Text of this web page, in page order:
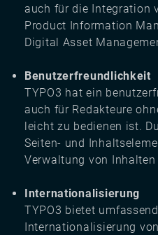
auch für die Integration
Product Information
Digital Asset
Benutzerfreundlichkeit
TYPO3 hat ein
auch für Redakteure
leicht zu bedienen ist.
Seiten- und
Verwaltung von
Internationalisierung
TYPO3 bietet
Internationalisierung